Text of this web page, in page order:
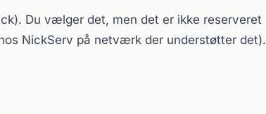
Du vælger det, men det er ikke reserveret
NickServ på netværk der understøtter det).